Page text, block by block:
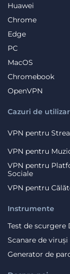
Huawei
Chrome
Edge
PC
MacOS
Chromebook
OpenVPN
Cazuri de
VPN pentru
VPN pentru
VPN pentru
Sociale
VPN pentru
Instrumente
Test de scurgere
Scanare de viruși
Generator de